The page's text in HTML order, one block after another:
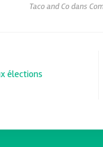
Taco and Co dans
élections